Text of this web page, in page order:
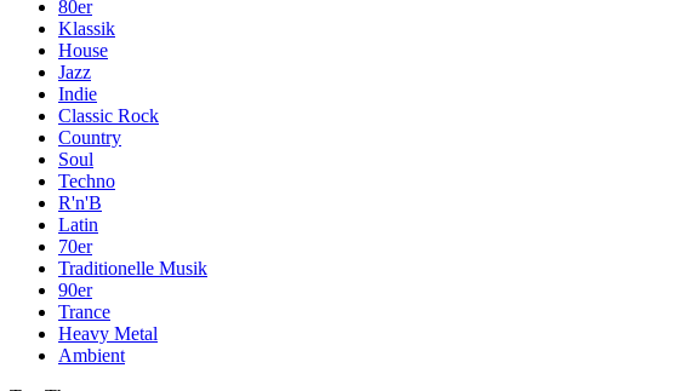
80er
Klassik
House
Jazz
Indie
Classic Rock
Country
Soul
Techno
R'n'B
Latin
70er
Traditionelle Musik
90er
Trance
Heavy Metal
Ambient